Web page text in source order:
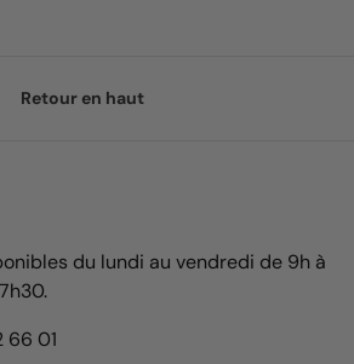
Retour en haut
du lundi au vendredi de 9h à
66 01